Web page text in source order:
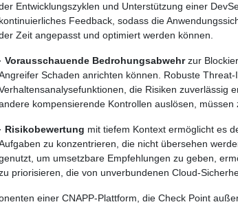
Entwicklungszyklen und Unterstützung einer
kontinuierliches Feedback, sodass die
Zeit angepasst und optimiert werden können.
· Vorausschauende Bedrohungsabwehrzur
Schaden anrichten können. Robuste Threat-
die Risiken zuverlässig
kompensierende Kontrollen auslösen, müssen
· Risikobewertung mit tiefem Kontext ermöglicht es
zu konzentrieren, die nicht übersehen
um umsetzbare Empfehlungen zu geben,
priorisieren, die von unverbundenen Cloud-
einer CNAPP-Plattform, die Check Point